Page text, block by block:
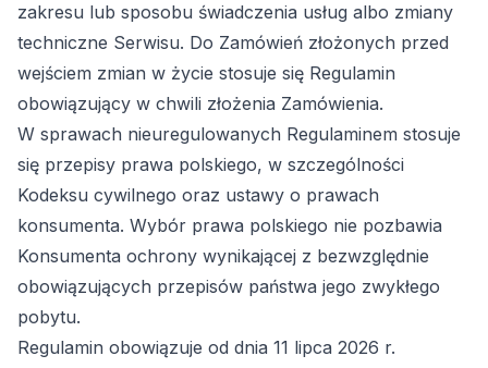
zakresu lub sposobu świadczenia usług albo zmiany
techniczne Serwisu. Do Zamówień złożonych przed
wejściem zmian w życie stosuje się Regulamin
obowiązujący w chwili złożenia Zamówienia.
W sprawach nieuregulowanych Regulaminem stosuje
się przepisy prawa polskiego, w szczególności
Kodeksu cywilnego oraz ustawy o prawach
konsumenta. Wybór prawa polskiego nie pozbawia
Konsumenta ochrony wynikającej z bezwzględnie
obowiązujących przepisów państwa jego zwykłego
pobytu.
Regulamin obowiązuje od dnia 11 lipca 2026 r.